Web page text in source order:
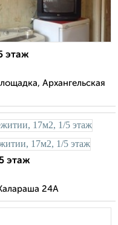
этаж
Архангельская
этаж
24А